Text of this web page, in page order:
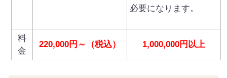
必要になります。
料
金
220,000円～（税込） 1,000,000円以上